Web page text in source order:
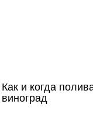
Как и когда
виноград